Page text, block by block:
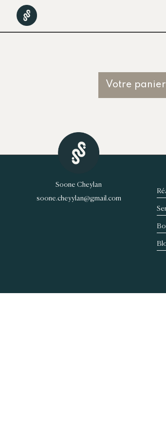
Votre
Soone Cheylan
soone.cheyylan@gmail.com